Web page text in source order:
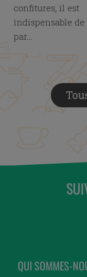
confitures, il est
indispensable de
par...
QUI SOMMES-